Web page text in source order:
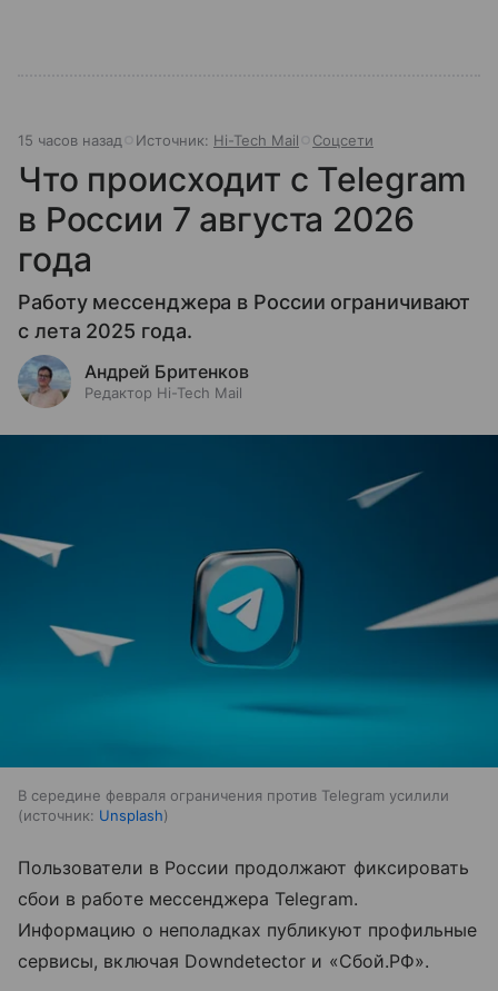
15 часов назад Источник: Hi-Tech Mail Соцсети
Что происходит с Telegram
в России 7 августа 2026
года
Работу мессенджера в России ограничивают
с лета 2025 года.
Андрей Бритенков
Редактор Hi-Tech Mail
В середине февраля ограничения против Telegram усилили
источник: Unsplash
Пользователи в России продолжают фиксировать
сбои в работе мессенджера Telegram.
Информацию о неполадках публикуют профильные
сервисы, включая Downdetector и «Сбой.РФ».